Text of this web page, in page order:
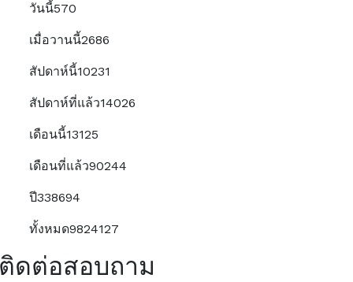
วันนี้570
เมื่อวานนี้2686
สัปดาห์นี้10231
สัปดาห์ที่แล้ว14026
เดือนนี้13125
เดือนที่แล้ว90244
ปี338694
ทั้งหมด9824127
ดต่อสอบถาม